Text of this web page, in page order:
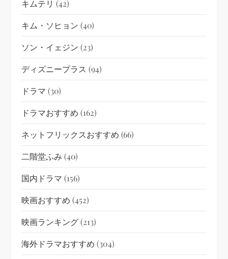
キムテリ (42)
キム・ソヒョン (40)
ソン・イェジン (23)
ディズニープラス (94)
ドラマ (30)
ドラマおすすめ (162)
ネットフリックスおすすめ (66)
二階堂ふみ (40)
国内ドラマ (156)
映画おすすめ (452)
映画ランキング(213)
海外ドラマおすすめ (304)